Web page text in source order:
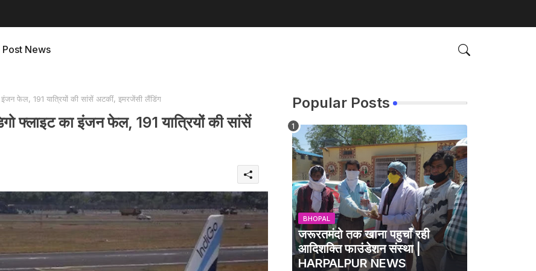
Post News
फेल, 191 यात्रियों की सांसें अटकीं, इमरजेंसी लैंडिंग
फ्लाइट का इंजन फेल, 191 यात्रियों की सांसें
Popular Posts
BHOPAL
जरूरतमंदो तक खाना पहुचाँ रही
आदिशक्ति फाउंडेशन संस्था |
HARPALPUR NEWS